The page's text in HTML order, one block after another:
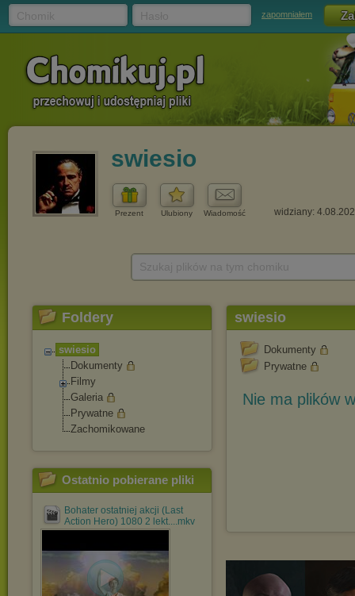
zapomniałem
swiesio
Prezent Ulubiony Wiadomość widziany:
Foldery
swiesio
Dokumenty
Filmy
Galeria
Prywatne
Zachomikowane
Ostatnio pobierane pliki
Bohater ostatniej akcji (Last
Action Hero) 1080 2 lekt....mkv
swiesio
Dokumenty
Prywatne
Nie ma plików